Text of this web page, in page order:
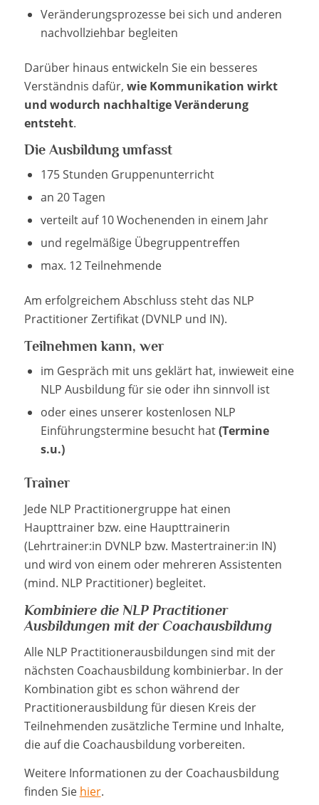
Veränderungsprozesse bei sich und anderen
nachvollziehbar begleiten
Darüber hinaus entwickeln Sie ein besseres
Verständnis dafür, wie Kommunikation wirkt
und wodurch nachhaltige Veränderung
entsteht.
Die Ausbildung umfasst
175 Stunden Gruppenunterricht
an 20 Tagen
verteilt auf 10 Wochenenden in einem Jahr
und regelmäßige Übegruppentreffen
max. 12 Teilnehmende
Am erfolgreichem Abschluss steht das NLP
Practitioner Zertifikat (DVNLP und IN).
Teilnehmen kann, wer
im Gespräch mit uns geklärt hat, inwieweit eine
NLP Ausbildung für sie oder ihn sinnvoll ist
oder eines unserer kostenlosen NLP
Einführungstermine besucht hat(Termine
s.u.)
Trainer
Jede NLP Practitionergruppe hat einen
Haupttrainer bzw. eine Haupttrainerin
(Lehrtrainer:in DVNLP bzw. Mastertrainer:in IN)
und wird von einem oder mehreren Assistenten
(mind. NLP Practitioner) begleitet.
Kombiniere die NLP Practitioner
Ausbildungen mit der Coachausbildung
Alle NLP Practitionerausbildungen sind mit der
nächsten Coachausbildung kombinierbar. In der
Kombination gibt es schon während der
Practitionerausbildung für diesen Kreis der
Teilnehmenden zusätzliche Termine und Inhalte,
die auf die Coachausbildung vorbereiten.
Weitere Informationen zu der Coachausbildung
finden Sie hier.